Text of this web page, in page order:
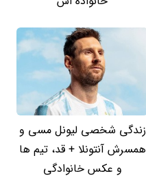
زندگی شخصی لیونل مسی و
همسرش آنتونلا + قد، تیم ها
و عکس خانوادگی